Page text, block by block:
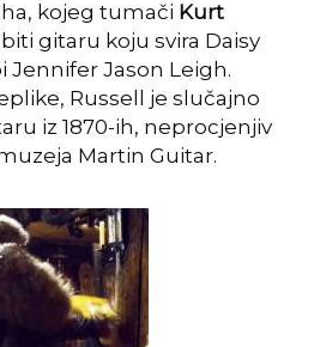
kojeg tumači Kurt
gitaru koju svira Daisy
Jennifer Jason Leigh.
Russell je slučajno
iz 1870-ih, neprocjenjiv
Martin Guitar.